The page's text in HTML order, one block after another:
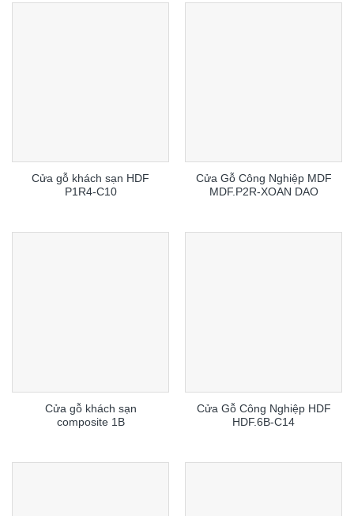
Cửa gỗ khách sạn HDF
P1R4-C10
Cửa Gỗ Công Nghiệp MDF
MDF.P2R-XOAN DAO
Cửa gỗ khách sạn
composite 1B
Cửa Gỗ Công Nghiệp HDF
HDF.6B-C14